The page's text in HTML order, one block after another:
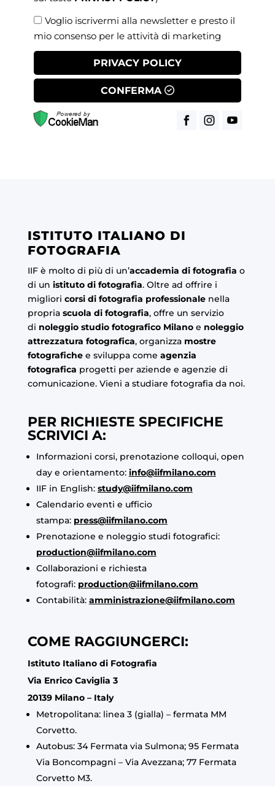
Voglio iscrivermi alla newsletter e presto il
mio consenso per le attività di marketing
PRIVACY POLICY
CONFERMA
ISTITUTO ITALIANO DI
FOTOGRAFIA
IIF è molto di più di un’accademia di fotografia o
di un istituto di fotografia. Oltre ad offrire i
migliori corsi di fotografia professionalenella
propria scuola di fotografia, offre un servizio
di noleggio studio fotografico Milano e noleggio
attrezzatura fotografica, organizza mostre
fotografichee sviluppa come agenzia
fotografica progetti per aziende e agenzie di
comunicazione. Vieni a studiare fotografia da noi.
PER RICHIESTE SPECIFICHE
SCRIVICI A:
Informazioni corsi, prenotazione colloqui, open
day e orientamento: info@iifmilano.com
IIF in English: study@iifmilano.com
Calendario eventi e ufficio
stampa: press@iifmilano.com
Prenotazione e noleggio studi fotografici:
production@iifmilano.com
Collaborazioni e richiesta
fotografi: production@iifmilano.com
Contabilità: amministrazione@iifmilano.com
COME RAGGIUNGERCI:
Istituto Italiano di Fotografia
Via Enrico Caviglia 3
20139 Milano – Italy
Metropolitana: linea 3 (gialla) – fermata MM
Corvetto.
Autobus: 34 Fermata via Sulmona; 95 Fermata
Via Boncompagni – Via Avezzana; 77 Fermata
Corvetto M3.